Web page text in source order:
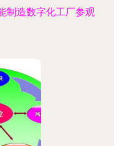
制造数字化工厂参观